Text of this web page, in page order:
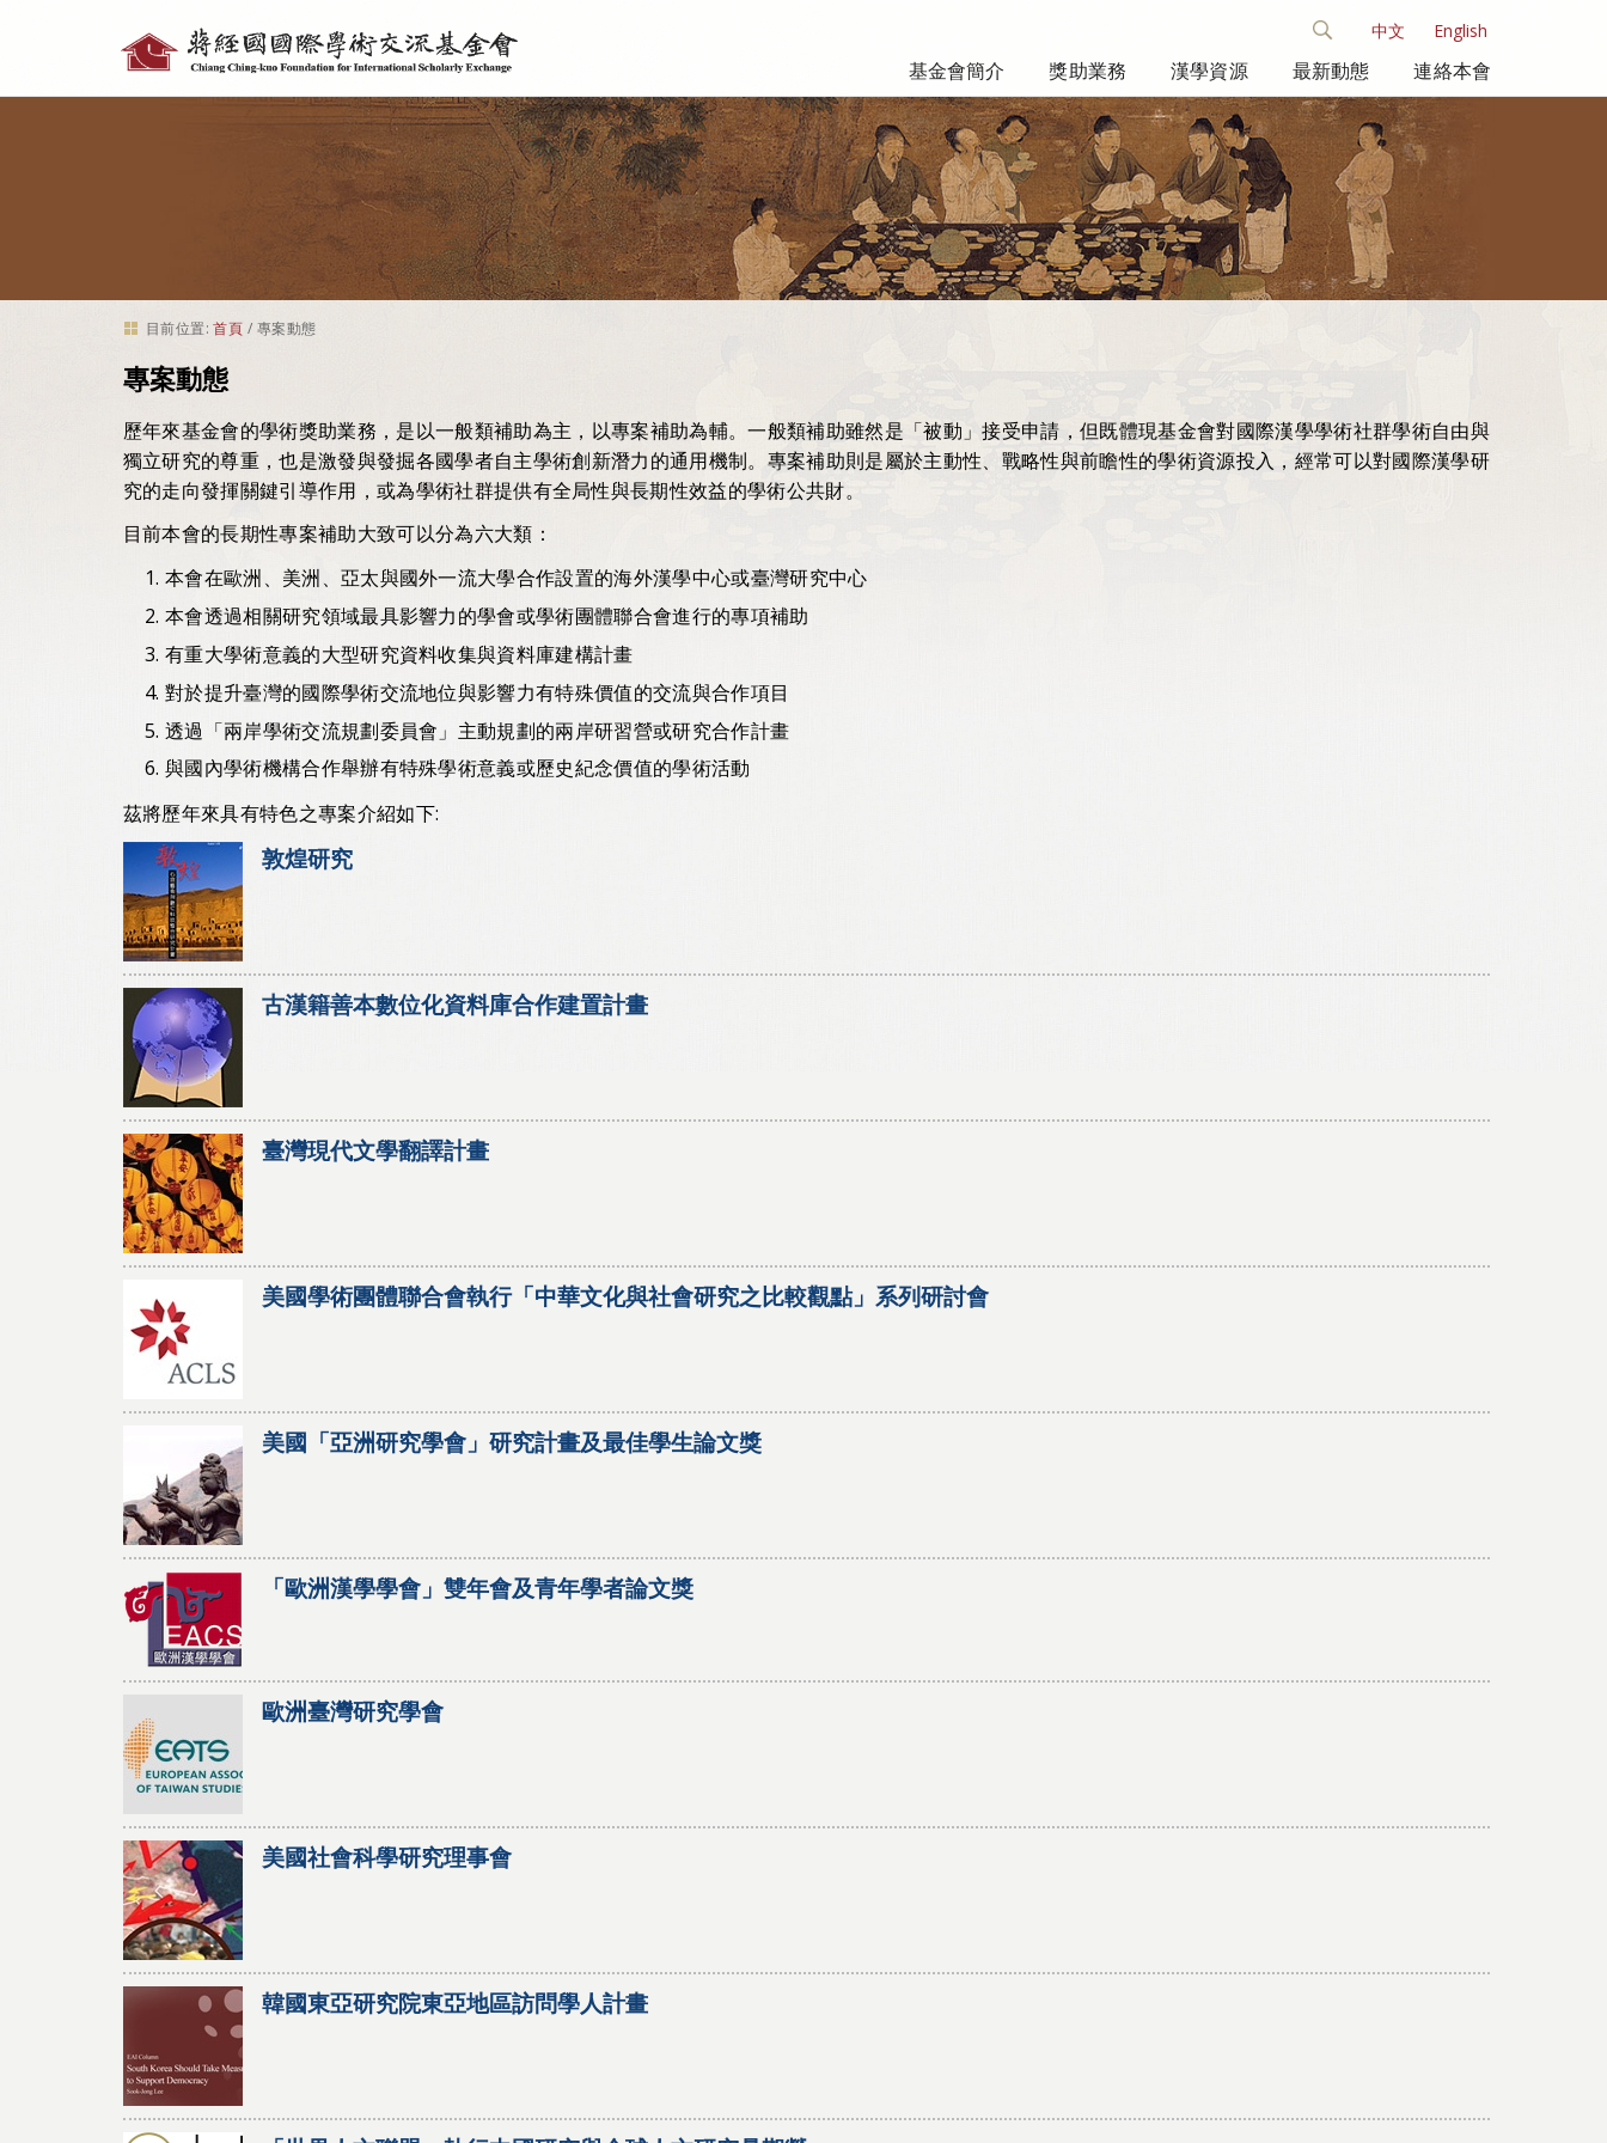
具
中文 English
基金會簡介 獎助業務 漢學資源 最新動態 連絡本會
目前位置: 首頁 / 專案動態
專案動態
歷年來基金會的學術獎助業務，是以一般類補助為主，以專案補助為輔。一般類補助雖然是「被動」接受申請，但既體現基金會對國際漢學學術社群學術自由與
獨立研究的尊重，也是激發與發掘各國學者自主學術創新潛力的通用機制。專案補助則是屬於主動性、戰略性與前瞻性的學術資源投入，經常可以對國際漢學研
究的走向發揮關鍵引導作用，或為學術社群提供有全局性與長期性效益的學術公共財。
目前本會的長期性專案補助大致可以分為六大類：
本會在歐洲、美洲、亞太與國外一流大學合作設置的海外漢學中心或臺灣研究中心
本會透過相關研究領域最具影響力的學會或學術團體聯合會進行的專項補助
有重大學術意義的大型研究資料收集與資料庫建構計畫
對於提升臺灣的國際學術交流地位與影響力有特殊價值的交流與合作項目
透過「兩岸學術交流規劃委員會」主動規劃的兩岸研習營或研究合作計畫
與國內學術機構合作舉辦有特殊學術意義或歷史紀念價值的學術活動
茲將歷年來具有特色之專案介紹如下:
敦煌研究
古漢籍善本數位化資料庫合作建置計畫
臺灣現代文學翻譯計畫
美國學術團體聯合會執行「中華文化與社會研究之比較觀點」系列研討會
美國「亞洲研究學會」研究計畫及最佳學生論文獎
「歐洲漢學學會」雙年會及青年學者論文獎
歐洲臺灣研究學會
美國社會科學研究理事會
韓國東亞研究院東亞地區訪問學人計畫